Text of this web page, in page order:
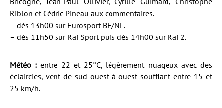
Riblon et Cédric Pineau aux commentaires.
– dès 13h00 sur Eurosport BE/NL.
– dès 11h50 sur Rai Sport puis dès 14h00 sur Rai 2.
Météo : entre 22 et 25°C, légèrement nuageux avec des
éclaircies, vent de sud-ouest à ouest soufflant entre 15 et
25 km/h.